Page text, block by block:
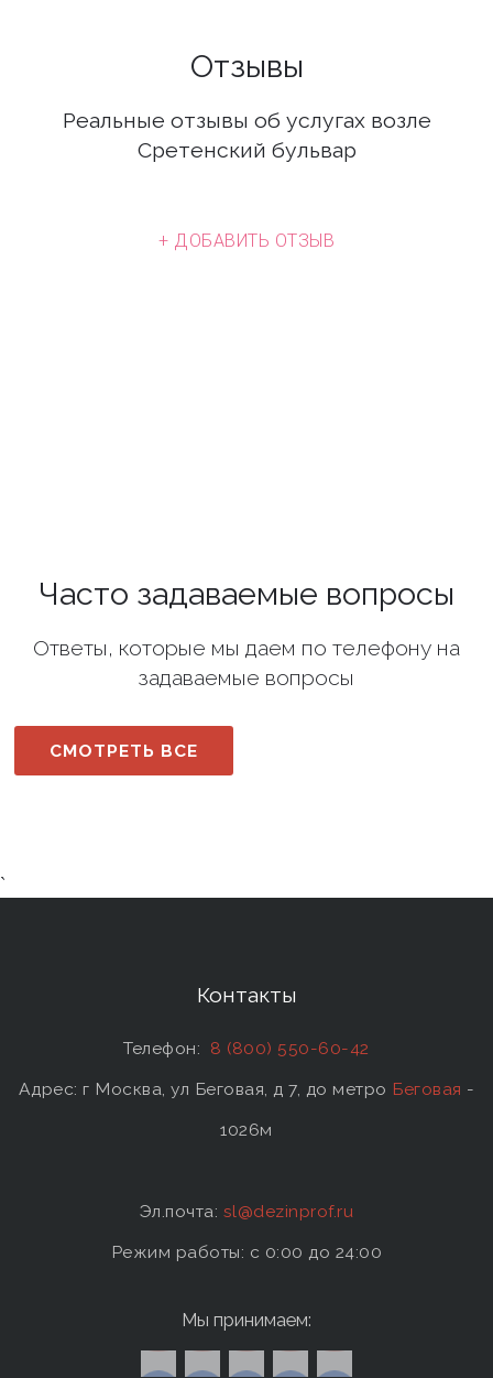
Отзывы
Реальные отзывы об услугах возле
Сретенский бульвар
+ ДОБАВИТЬ ОТЗЫВ
Часто задаваемые вопросы
Ответы, которые мы даем по телефону на
задаваемые вопросы
СМОТРЕТЬ ВСЕ
`
Контакты
Телефон: 8 (800) 550-60-42
Адрес: г Москва, ул Беговая, д 7, до метро Беговая -
1026м
Эл.почта: sl@dezinprof.ru
Режим работы: c 0:00 до 24:00
Мы принимаем: